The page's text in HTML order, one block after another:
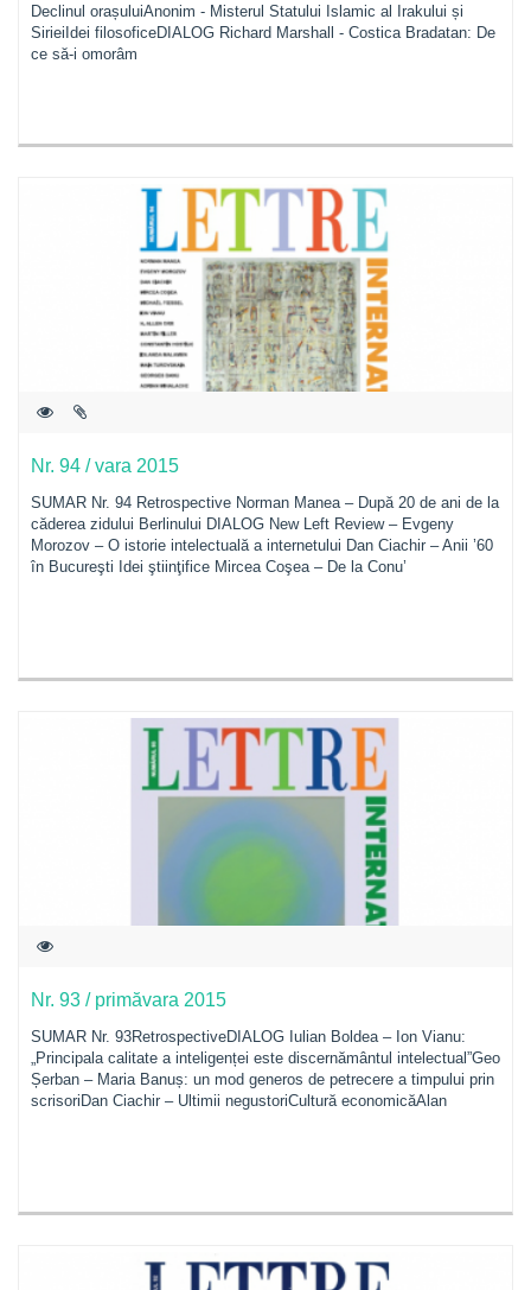
Declinul orașuluiAnonim - Misterul Statului Islamic al Irakului și
SirieiIdei filosoficeDIALOG Richard Marshall - Costica Bradatan: De
ce să-i omorâm
Nr. 94 / vara 2015
SUMAR Nr. 94 Retrospective Norman Manea – După 20 de ani de la
căderea zidului Berlinului DIALOG New Left Review – Evgeny
Morozov – O istorie intelectuală a internetului Dan Ciachir – Anii ’60
în Bucureşti Idei ştiinţifice Mircea Coşea – De la Conu’
Nr. 93 / primăvara 2015
SUMAR Nr. 93RetrospectiveDIALOG Iulian Boldea – Ion Vianu:
„Principala calitate a inteligenței este discernământul intelectual”Geo
Șerban – Maria Banuș: un mod generos de petrecere a timpului prin
scrisoriDan Ciachir – Ultimii negustoriCultură economicăAlan